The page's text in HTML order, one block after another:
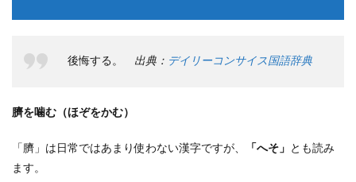
後悔する。 出典： デイリーコンサイス国語辞典
臍を噛む（ほぞをかむ）
「臍」は日常ではあまり使わない漢字ですが、 「へそ」
とも読み
ます。